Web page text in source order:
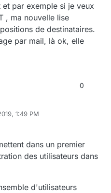
par exemple si je veux
, ma nouvelle lise
de destinataires.
par mail, là ok, elle
0
1:49 PM
Jul 10, 2019, 3:50 PM
dans un premier
des utilisateurs dans
d'utilisateurs